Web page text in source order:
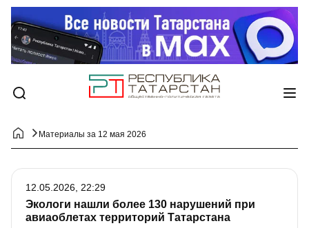
Материалы за 12 мая 2026
Экологи нашли более 130 нарушений при
авиаоблетах территорий Татарстана
12.05.2026, 22:29